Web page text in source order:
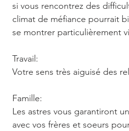
si vous rencontrez des
climat de méfiance pourrait
se montrer particulièrement
Travail:
Votre sens très aiguisé des
Famille:
Les astres vous garantiront
avec vos frères et soeurs